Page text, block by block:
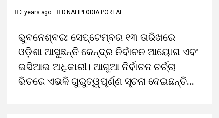
3 years ago DINALIPI ODIA PORTAL
ଭୁବନେଶ୍ବର: ସେପ୍ଟେମ୍ବର ୧୩ ତାରିଖରେ
ଓଡ଼ିଶା ଆସୁଛନ୍ତି କେନ୍ଦ୍ର ନିର୍ବାଚନ ଆୟୋଗ ଏବଂ
ଇସିଆଇ ଅଧିକାରୀ। ଆଗୁଆ ନିର୍ବାଚନ ଚର୍ଚ୍ଚା
ଭିତରେ ଏଭଳି ଗୁରୁତ୍ୱପୂର୍ଣ୍ଣ ସୂଚନା ଦେଇଛନ୍ତି...